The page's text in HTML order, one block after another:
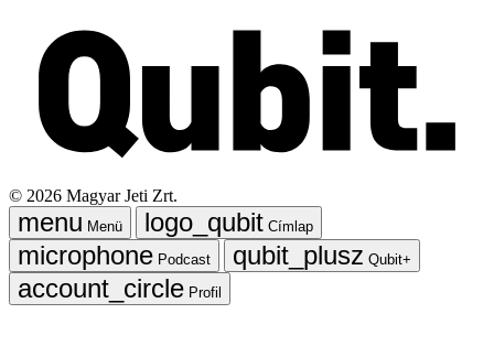
© 2026 Magyar Jeti Zrt.
Menü
Címlap
Podcast
Qubit+
Profil